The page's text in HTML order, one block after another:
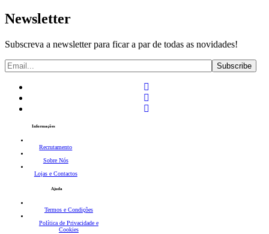
Newsletter
Subscreva a newsletter para ficar a par de todas as novidades!
Informações
Recrutamento
Sobre Nós
Lojas e Contactos
Ajuda
Termos e Condições
Política de Privacidade e
Cookies